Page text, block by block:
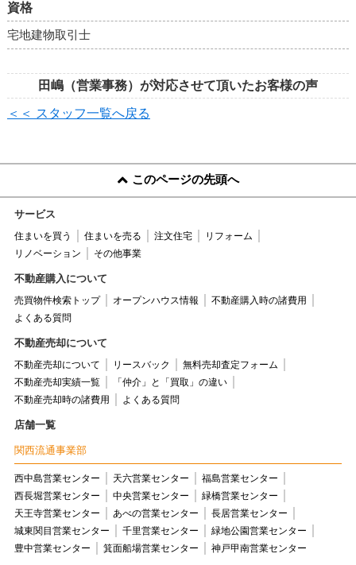
資格
宅地建物取引士
田嶋（営業事務）が対応させて頂いたお客様の声
＜＜ スタッフ一覧へ戻る
このページの先頭へ
サービス
住まいを買う 住まいを売る 注文住宅
リフォーム
リノベーション
その他事業
不動産購入について
売買物件検索トップ オープンハウス情報
不動産購入時の諸費用
よくある質問
不動産売却について
不動産売却について リースバック
無料売却査定フォーム
不動産売却実績一覧
「仲介」と「買取」の違い
不動産売却時の諸費用
よくある質問
店舗一覧
関西流通事業部
西中島営業センター 天六営業センター
福島営業センター
西長堀営業センター
中央営業センター
緑橋営業センター
天王寺営業センター
あべの営業センター
長居営業センター
城東関目営業センター
千里営業センター
緑地公園営業センター
豊中営業センター
箕面船場営業センター 神戸甲南営業センター